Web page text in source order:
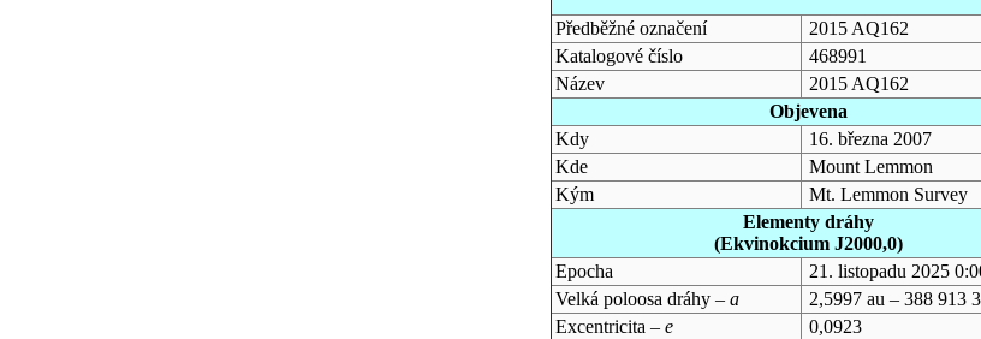
Předběžné označení
2015 AQ162
Katalogové číslo
468991
Název
2015 AQ162
Objevena
Kdy
16. března 2007
Kde
Mount Lemmon
Kým
Mt. Lemmon Survey
Elementy dráhy
(Ekvinokcium J2000,0)
Epocha
21. listopadu 2025
Velká poloosa dráhy – a
2,5997 au – 388 913
Excentricita – e
0,0923